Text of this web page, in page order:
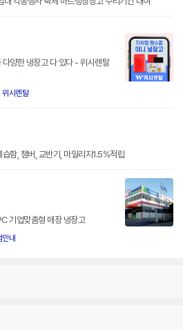
양한 냉장고 다 있다 - 위시렌탈
위시렌탈
함, 챔버, 교반기, 마일리지1.5%적립
기업맞춤형 매장 냉장고
안내